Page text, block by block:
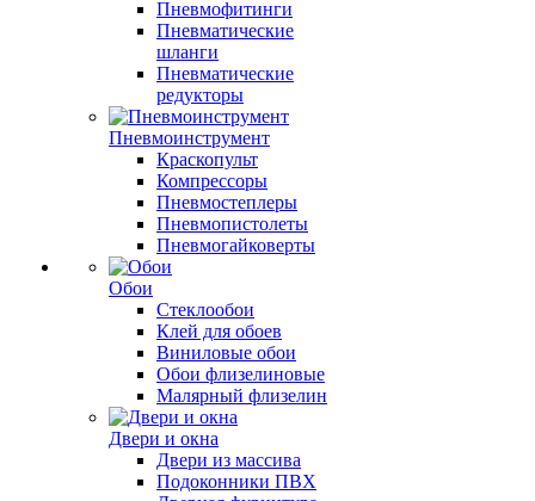
Пневмофитинги
Пневматические
шланги
Пневматические
редукторы
Пневмоинструмент
Краскопульт
Компрессоры
Пневмостеплеры
Пневмопистолеты
Пневмогайковерты
Обои
Стеклообои
Клей для обоев
Виниловые обои
Обои флизелиновые
Малярный флизелин
Двери и окна
Двери из массива
Подоконники ПВХ